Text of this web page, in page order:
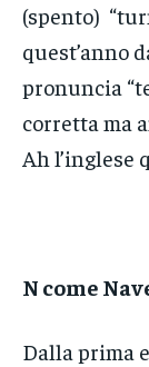
(spento)
quest’anno
pronuncia
corretta ma
Ah l’inglese
N come
Dalla prima